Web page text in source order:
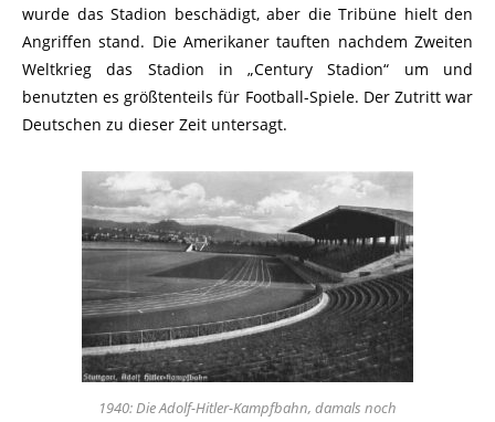
wurde das Stadion beschädigt, aber die Tribüne hielt den
Angriffen stand. Die Amerikaner tauften nachdem Zweiten
Weltkrieg das Stadion in „Century Stadion“ um und
benutzten es größtenteils für Football-Spiele. Der Zutritt war
Deutschen zu dieser Zeit untersagt.
1940: Die Adolf-Hitler-Kampfbahn, damals noch